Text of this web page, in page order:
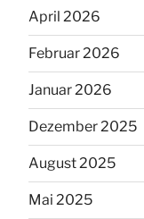
April 2026
Februar 2026
Januar 2026
Dezember 2025
August 2025
Mai 2025